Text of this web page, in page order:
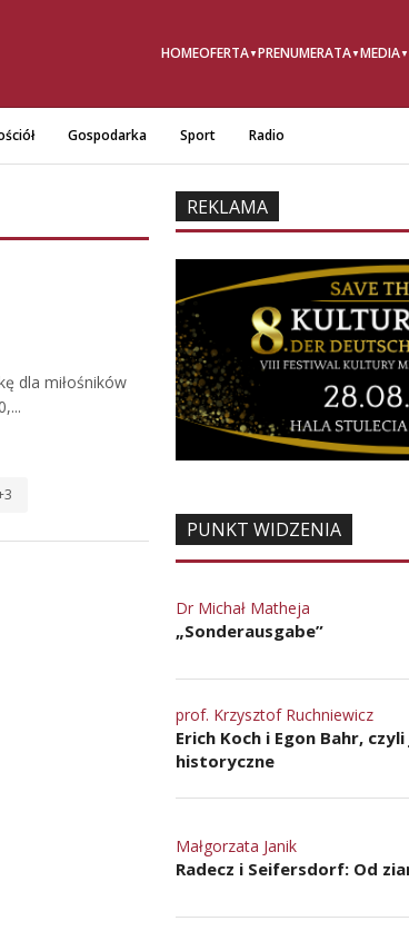
HOMEOFERTA PRENUMERATA MEDIA
Gospodarka Sport Radio
dla miłośników
REKLAMA
PUNKT WIDZENIA
Dr Michał Matheja
„Sonderausgabe”
prof. Krzysztof Ruchniewicz
Erich Koch i Egon Bahr,
historyczne
Małgorzata Janik
Radecz i Seifersdorf: Od